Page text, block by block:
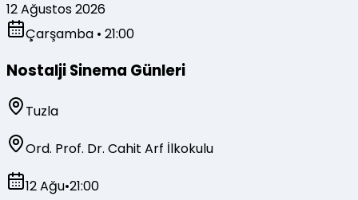
12 Ağustos 2026
Çarşamba • 21:00
Nostalji Sinema Günleri
Tuzla
Ord. Prof. Dr. Cahit Arf İlkokulu
12 Ağu•21:00